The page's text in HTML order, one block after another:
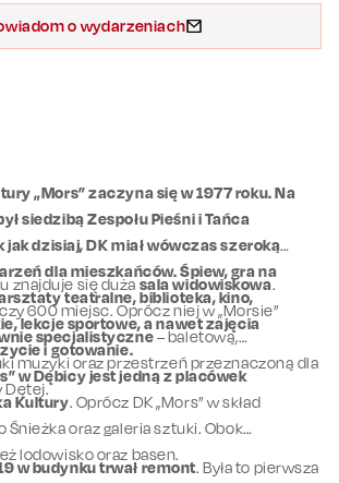
o wydarzeniach
„Mors” zaczyna się w 1977 roku. Na
siedzibą Zespołu Pieśni i Tańca
jak dzisiaj, DK miał wówczas szeroką
dla mieszkańców. Śpiew, gra na
teatralne, biblioteka, kino,
lekcje sportowe, a nawet zajęcia
i gotowanie.
znajduje się duża sala widowiskowa.
600 miejsc. Oprócz niej w „Morsie”
specjalistyczne– baletową,
muzyki oraz przestrzeń przeznaczoną dla
Dętej.
w Dębicy jest jedną z placówek
Kultury. Oprócz DK „Mors” w skład
Śnieżka oraz galeria sztuki. Obok
lodowisko oraz basen.
w budynku trwał remont. Była to pierwsza